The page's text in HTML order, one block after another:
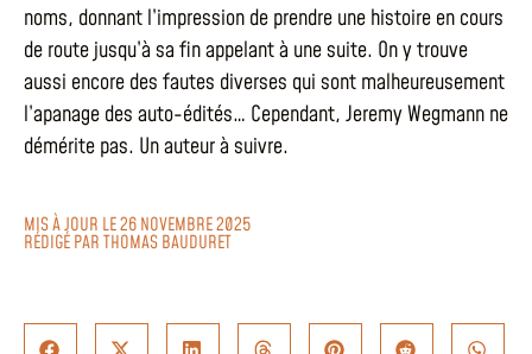
noms, donnant l’impression de prendre une histoire en cours
de route jusqu’à sa fin appelant à une suite. On y trouve
aussi encore des fautes diverses qui sont malheureusement
l’apanage des auto-édités… Cependant, Jeremy Wegmann ne
démérite pas. Un auteur à suivre.
MIS À JOUR LE 26 NOVEMBRE 2025
RÉDIGÉ PARTHOMAS BAUDURET